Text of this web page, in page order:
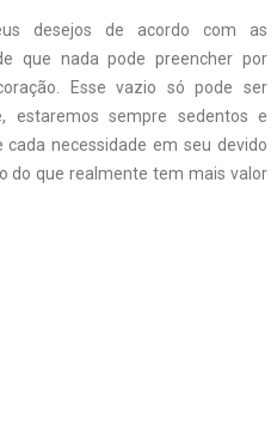
desejos de acordo com as
que nada pode preencher por
Esse vazio só pode ser
estaremos sempre sedentos e
necessidade em seu devido
do que realmente tem mais valor